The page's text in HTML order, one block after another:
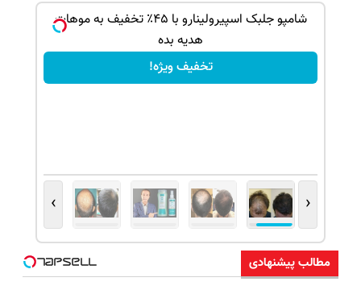
شامپو جلبک اسپیرولینارو با ۴۵٪ تخفیف به موهات
هدیه بده
تخفیف ویژه!
‹
›
مطالب پیشنهادی